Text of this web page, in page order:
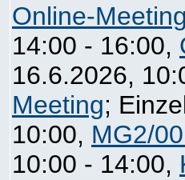
Online-
14:00 - 16:00,
16.6.2026,
Meeting;
10:00, MG2/
10:00 - 14:00,